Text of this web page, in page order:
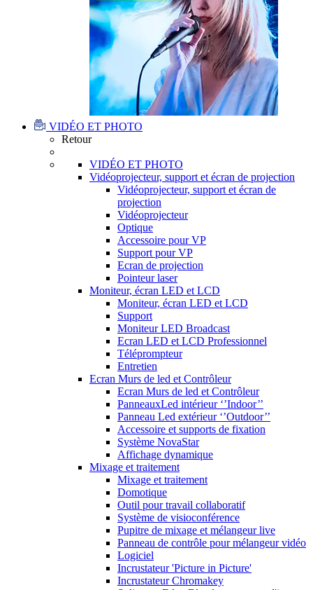
VIDÉO ET PHOTO
Retour
VIDÉO ET PHOTO
Vidéoprojecteur, support et écran de projection
Vidéoprojecteur, support et écran de
projection
Vidéoprojecteur
Optique
Accessoire pour VP
Support pour VP
Ecran de projection
Pointeur laser
Moniteur, écran LED et LCD
Moniteur, écran LED et LCD
Support
Moniteur LED Broadcast
Ecran LED et LCD Professionnel
Téléprompteur
Entretien
Ecran Murs de led et Contrôleur
Ecran Murs de led et Contrôleur
PanneauxLed intérieur ‘’Indoor’’
Panneau Led extérieur ‘’Outdoor’’
Accessoire et supports de fixation
Système NovaStar
Affichage dynamique
Mixage et traitement
Mixage et traitement
Domotique
Outil pour travail collaboratif
Système de visioconférence
Pupitre de mixage et mélangeur live
Panneau de contrôle pour mélangeur vidéo
Logiciel
Incrustateur 'Picture in Picture'
Incrustateur Chromakey